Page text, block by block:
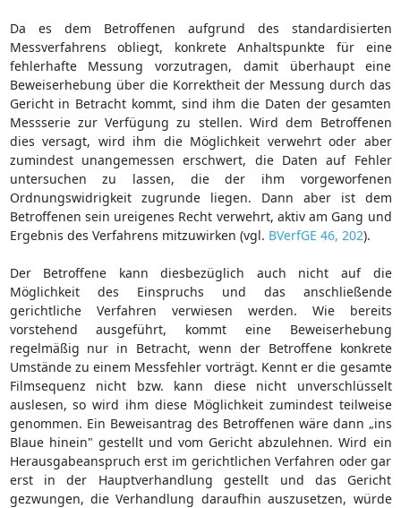
Da es dem Betroffenen aufgrund des standardisierten
Messverfahrens obliegt, konkrete Anhaltspunkte für eine
fehlerhafte Messung vorzutragen, damit überhaupt eine
Beweiserhebung über die Korrektheit der Messung durch das
Gericht in Betracht kommt, sind ihm die Daten der gesamten
Messserie zur Verfügung zu stellen. Wird dem Betroffenen
dies versagt, wird ihm die Möglichkeit verwehrt oder aber
zumindest unangemessen erschwert, die Daten auf Fehler
untersuchen zu lassen, die der ihm vorgeworfenen
Ordnungswidrigkeit zugrunde liegen. Dann aber ist dem
Betroffenen sein ureigenes Recht verwehrt, aktiv am Gang und
Ergebnis des Verfahrens mitzuwirken (vgl. BVerfGE 46, 202).
Der Betroffene kann diesbezüglich auch nicht auf die
Möglichkeit des Einspruchs und das anschließende
gerichtliche Verfahren verwiesen werden. Wie bereits
vorstehend ausgeführt, kommt eine Beweiserhebung
regelmäßig nur in Betracht, wenn der Betroffene konkrete
Umstände zu einem Messfehler vorträgt. Kennt er die gesamte
Filmsequenz nicht bzw. kann diese nicht unverschlüsselt
auslesen, so wird ihm diese Möglichkeit zumindest teilweise
genommen. Ein Beweisantrag des Betroffenen wäre dann „ins
Blaue hinein" gestellt und vom Gericht abzulehnen. Wird ein
Herausgabeanspruch erst im gerichtlichen Verfahren oder gar
erst in der Hauptverhandlung gestellt und das Gericht
gezwungen, die Verhandlung daraufhin auszusetzen, würde